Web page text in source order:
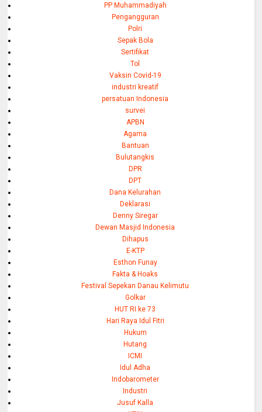
PP Muhammadiyah
Pengangguran
Polri
Sepak Bola
Sertifikat
Tol
Vaksin Covid-19
industri kreatif
persatuan Indonesia
survei
APBN
Agama
Bantuan
Bulutangkis
DPR
DPT
Dana Kelurahan
Deklarasi
Denny Siregar
Dewan Masjid Indonesia
Dihapus
E-KTP
Esthon Funay
Fakta & Hoaks
Festival Sepekan Danau Kelimutu
Golkar
HUT RI ke 73
Hari Raya Idul Fitri
Hukum
Hutang
ICMI
Idul Adha
Indobarometer
Industri
Jusuf Kalla